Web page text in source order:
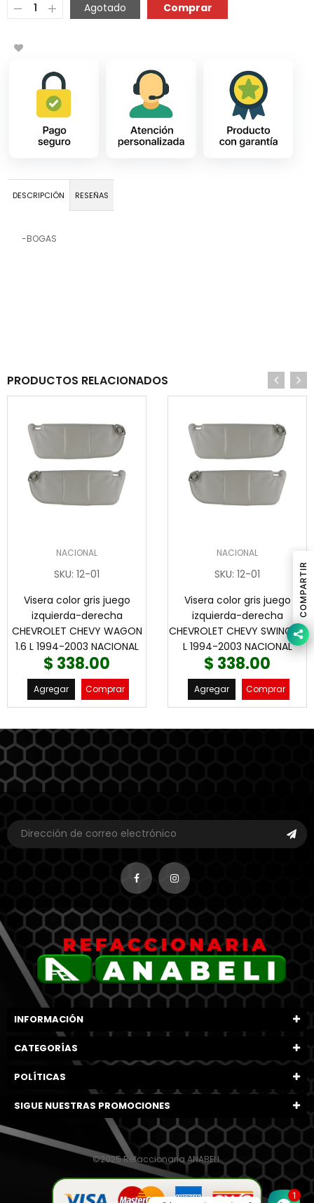
Agotado COMPRAR AHORA
DESCRIPCIÓN RESEÑAS
-BOGAS
PRODUCTOS RELACIONADOS
NACIONAL
SKU: 12-01
Visera color gris juego
izquierda-derecha
CHEVROLET CHEVY WAGON
1.6 L 1994-2003 NACIONAL
$ 338.00
Agregar Comprar
NACIONAL
SKU: 12-01
Visera color gris juego
izquierda-derecha
CHEVROLET CHEVY SWING 1.6
L 1994-2003 NACIONAL
$ 338.00
Agregar Comprar
INFORMACIÓN
CATEGORÍAS
POLÍTICAS
SIGUE NUESTRAS PROMOCIONES
©2025 Refaccionaria ANABELI.
1
COMPARTIR